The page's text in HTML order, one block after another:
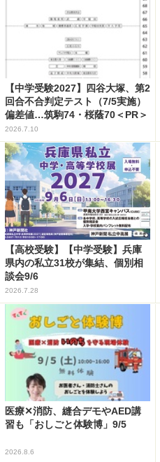
【中学受験2027】四谷大塚、第2
回合不合判定テスト（7/5実施）
偏差値…筑駒74・桜蔭70＜PR＞
2026.7.10
【高校受験】【中学受験】兵庫
県内の私立31校が集結、個別相
談会9/6
2026.7.28
医療✕消防、縫合デモやAED講
習も「おしごと体験博」9/5
2026.8.6